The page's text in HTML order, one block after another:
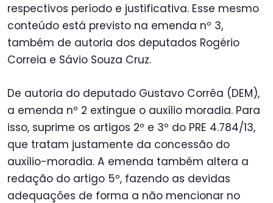
respectivos período e justificativa. Esse mesmo
conteúdo está previsto na emenda nº 3,
também de autoria dos deputados Rogério
Correia e Sávio Souza Cruz.
De autoria do deputado Gustavo Corrêa (DEM),
a emenda nº 2 extingue o auxílio moradia. Para
isso, suprime os artigos 2º e 3º do PRE 4.784/13,
que tratam justamente da concessão do
auxílio-moradia. A emenda também altera a
redação do artigo 5º, fazendo as devidas
adequações de forma a não mencionar no